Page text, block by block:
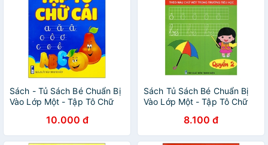
Sách - Tủ Sách Bé Chuẩn Bị
Vào Lớp Một - Tập Tô Chữ
10.000 đ
Sách Tủ Sách Bé Chuẩn Bị
Vào Lớp Một - Tập Tô Chữ
Trong Trường Tiểu Học
(Quyển 2)
8.100 đ